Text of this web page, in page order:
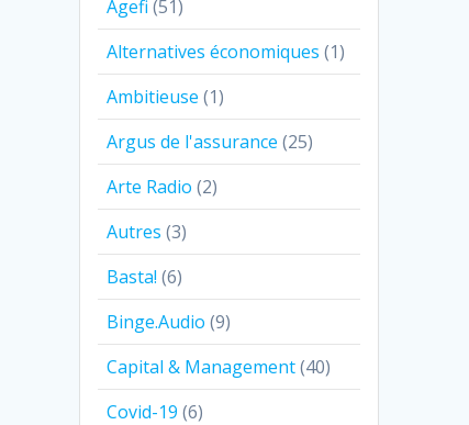
Agefi (51)
Alternatives économiques (1)
Ambitieuse (1)
Argus de l'assurance (25)
Arte Radio (2)
Autres (3)
Basta! (6)
Binge.Audio (9)
Capital & Management(40)
Covid-19 (6)